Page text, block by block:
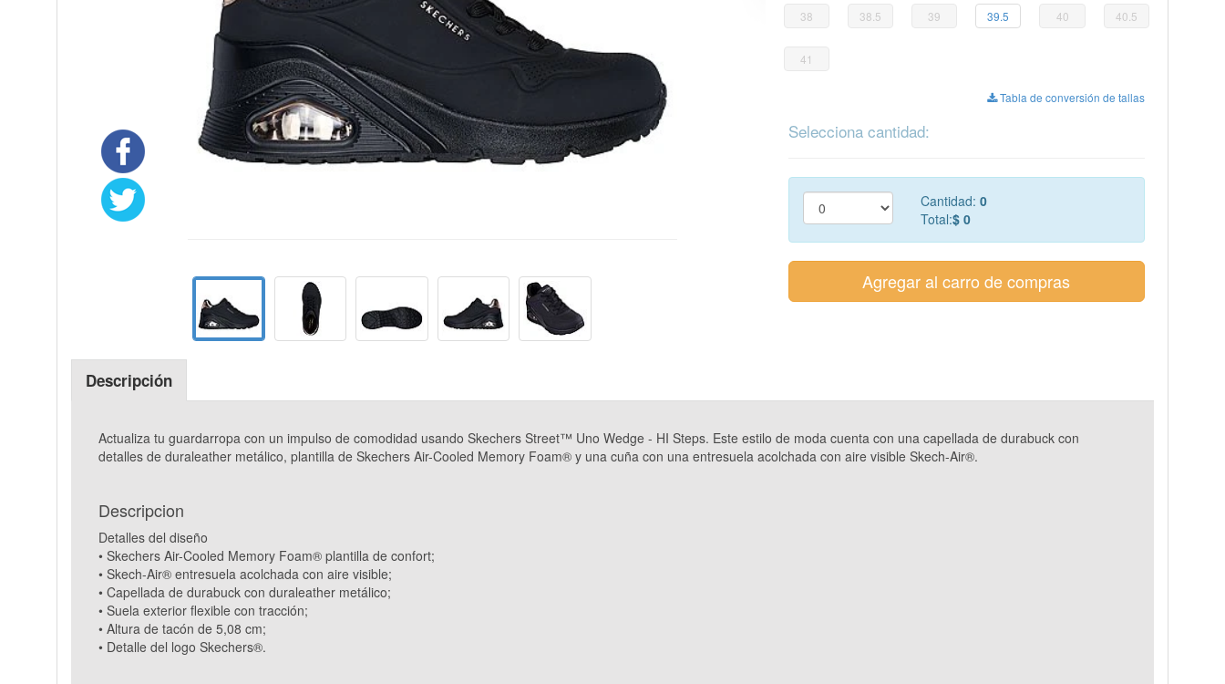
38 38.5 39 39.5 40 40.5
41
Tabla de conversión de tallas
Selecciona cantidad:
Cantidad: 0
Total:$ 0
Agregar al carro de compras
Descripción
Actualiza tu guardarropa con un impulso de comodidad usando Skechers Street™ Uno Wedge - HI Steps. Este estilo de moda cuenta con una capellada de durabuck con
detalles de duraleather metálico, plantilla de Skechers Air-Cooled Memory Foam® y una cuña con una entresuela acolchada con aire visible Skech-Air®.
Descripcion
Detalles del diseño
• Skechers Air-Cooled Memory Foam® plantilla de confort;
• Skech-Air® entresuela acolchada con aire visible;
• Capellada de durabuck con duraleather metálico;
• Suela exterior flexible con tracción;
• Altura de tacón de 5,08 cm;
• Detalle del logo Skechers®.